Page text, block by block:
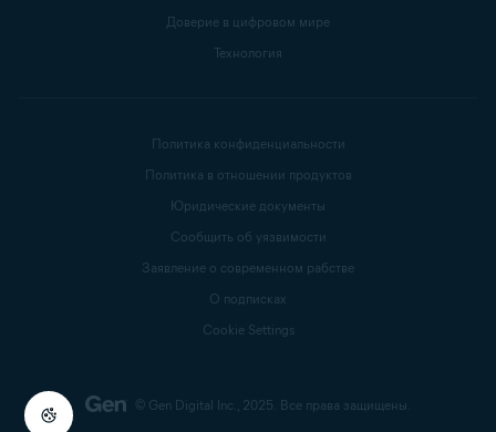
Доверие в цифровом мире
Технология
© Gen Digital Inc., 2025. Все права защищены.
Политика конфиденциальности
Политика в отношении продуктов
Юридические документы
Сообщить об уязвимости
Заявление о современном рабстве
О подписках
Cookie Settings